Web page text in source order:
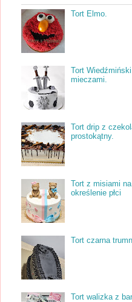
Tort Elmo.
Tort
mieczami.
Tort drip z
prostokątny.
Tort z misiami na
określenie płci
Tort czarna
Tort walizka z